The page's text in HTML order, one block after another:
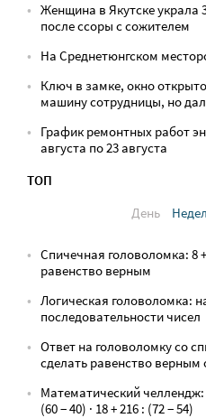
Женщина в Якутске украла
после ссоры с сожителем
На Среднетюнгском
Ключ в замке, окно
машину сотрудницы, но
График ремонтных работ
августа по 23 августа
ТОП
День
Спичечная головоломка: 8
равенство верным
Логическая головоломка:
последовательности чисел
Ответ на головоломку со
сделать равенство
Математический
(60 − 40) · 18 + 216 : (72 − 54)